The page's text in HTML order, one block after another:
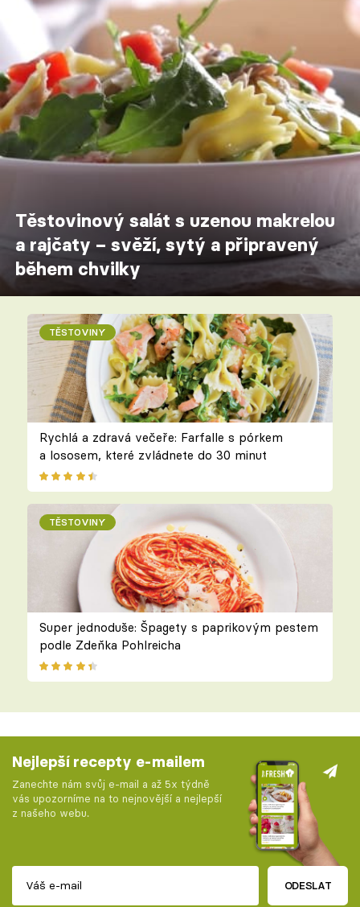
Těstovinový salát s uzenou makrelou
a rajčaty – svěží, sytý a připravený
během chvilky
TĚSTOVINY
Rychlá a zdravá večeře: Farfalle s pórkem
a lososem, které zvládnete do 30 minut
TĚSTOVINY
Super jednoduše: Špagety s paprikovým pestem
podle Zdeňka Pohlreicha
Nejlepší recepty e-mailem
Zanechte nám svůj e-mail a až 5x týdně
vás upozorníme na to nejnovější a nejlepší
z našeho webu.
ODESLAT